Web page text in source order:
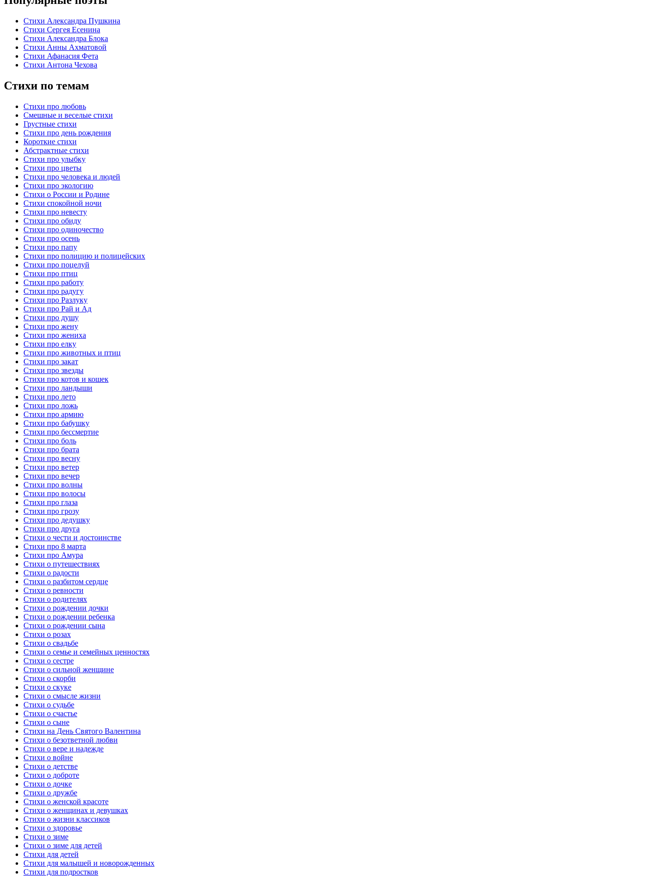
Стихи Александра Пушкина
Стихи Сергея Есенина
Стихи Александра Блока
Стихи Анны Ахматовой
Стихи Афанасия Фета
Стихи Антона Чехова
Стихи по темам
Стихи про любовь
Смешные и веселые стихи
Грустные стихи
Стихи про день рождения
Короткие стихи
Абстрактные стихи
Стихи про улыбку
Стихи про цветы
Стихи про человека и людей
Стихи про экологию
Стихи о России и Родине
Стихи спокойной ночи
Стихи про невесту
Стихи про обиду
Стихи про одиночество
Стихи про осень
Стихи про папу
Стихи про полицию и полицейских
Стихи про поцелуй
Стихи про птиц
Стихи про работу
Стихи про радугу
Стихи про Разлуку
Стихи про Рай и Ад
Стихи про душу
Стихи про жену
Стихи про жениха
Стихи про елку
Стихи про животных и птиц
Стихи про закат
Стихи про звезды
Стихи про котов и кошек
Стихи про ландыши
Стихи про лето
Стихи про ложь
Стихи про армию
Стихи про бабушку
Стихи про бессмертие
Стихи про боль
Стихи про брата
Стихи про весну
Стихи про ветер
Стихи про вечер
Стихи про волны
Стихи про волосы
Стихи про глаза
Стихи про грозу
Стихи про дедушку
Стихи про друга
Стихи о чести и достоинстве
Стихи про 8 марта
Стихи про Амура
Стихи о путешествиях
Стихи о радости
Стихи о разбитом сердце
Стихи о ревности
Стихи о родителях
Стихи о рождении дочки
Стихи о рождении ребенка
Стихи о рождении сына
Стихи о розах
Стихи о свадьбе
Стихи о семье и семейных ценностях
Стихи о сестре
Стихи о сильной женщине
Стихи о скорби
Стихи о скуке
Стихи о смысле жизни
Стихи о судьбе
Стихи о счастье
Стихи о сыне
Стихи на День Святого Валентина
Стихи о безответной любви
Стихи о вере и надежде
Стихи о войне
Стихи о детстве
Стихи о доброте
Стихи о дочке
Стихи о дружбе
Стихи о женской красоте
Стихи о женщинах и девушках
Стихи о жизни классиков
Стихи о здоровье
Стихи о зиме
Стихи о зиме для детей
Стихи для детей
Стихи для малышей и новорожденных
Стихи для подростков